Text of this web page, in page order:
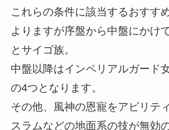
これらの条件に該当するおすす
よりますが序盤から中盤にかけ
とサイゴ族。
中盤以降はインペリアルガード
の4つとなります。
その他、風神の恩寵をアビリテ
スラムなどの地面系の技が無効